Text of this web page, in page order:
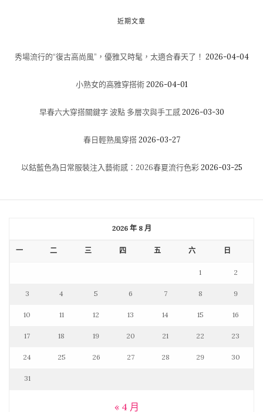
近期文章
秀場流行的“復古高尚風”，優雅又時髦，太適合春天了！ 2026-04-04
小熟女的高雅穿搭術 2026-04-01
早春六大穿搭關鍵字 波點 多層次與手工感 2026-03-30
春日輕熟風穿搭 2026-03-27
以鈷藍色為日常服裝注入藝術感：2026春夏流行色彩 2026-03-25
2026 年 8 月
一 二 三 四 五 六 日
1 2
3 4 5 6 7 8 9
10 11 12 13 14 15 16
17 18 19 20 21 22 23
24 25 26 27 28 29 30
31
« 4 月